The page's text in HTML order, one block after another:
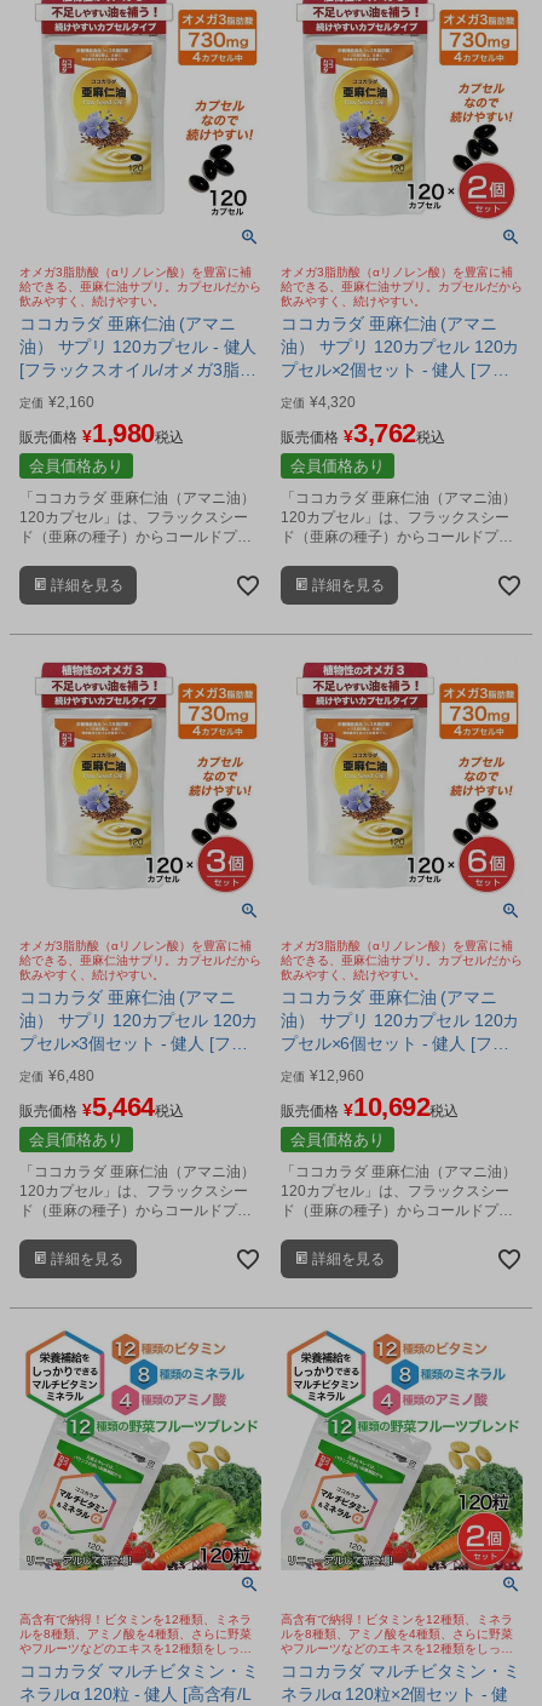
オメガ3脂肪酸（αリノレン酸）を豊富に補
給できる、亜麻仁油サプリ。カプセルだから
飲みやすく、続けやすい。
ココカラダ 亜麻仁油 (アマニ
油） サプリ 120カプセル - 健人
[フラックスオイル/オメガ3脂肪
酸] ※ネコポス対応商品
定価 ¥2,160
販売価格 ¥1,980税込
会員価格あり
「ココカラダ 亜麻仁油（アマニ油）
120カプセル」は、フラックスシー
ド（亜麻の種子）からコールドプレ
ガ3脂肪酸（αリノレン酸）を豊富に
含むサプリメントです。
詳細を見る
オメガ3脂肪酸（αリノレン酸）を豊富に補
給できる、亜麻仁油サプリ。カプセルだから
飲みやすく、続けやすい。
ココカラダ 亜麻仁油 (アマニ
油） サプリ 120カプセル 120カ
プセル×2個セット - 健人 [フラ
ックスオイル/オメガ3脂肪酸] ※
ネコポス対応商品
定価 ¥4,320
販売価格 ¥3,762税込
会員価格あり
「ココカラダ 亜麻仁油（アマニ油）
120カプセル」は、フラックスシー
ド（亜麻の種子）からコールドプレ
ガ3脂肪酸（αリノレン酸）を豊富に
含むサプリメントです。
詳細を見る
オメガ3脂肪酸（αリノレン酸）を豊富に補
給できる、亜麻仁油サプリ。カプセルだから
飲みやすく、続けやすい。
ココカラダ 亜麻仁油 (アマニ
油） サプリ 120カプセル 120カ
プセル×3個セット - 健人 [フラ
ックスオイル/オメガ3脂肪酸] ※
ネコポス対応商品
定価 ¥6,480
販売価格 ¥5,464税込
会員価格あり
「ココカラダ 亜麻仁油（アマニ油）
120カプセル」は、フラックスシー
ド（亜麻の種子）からコールドプレ
ガ3脂肪酸（αリノレン酸）を豊富に
含むサプリメントです。
詳細を見る
オメガ3脂肪酸（αリノレン酸）を豊富に補
給できる、亜麻仁油サプリ。カプセルだから
飲みやすく、続けやすい。
ココカラダ 亜麻仁油 (アマニ
油） サプリ 120カプセル 120カ
プセル×6個セット - 健人 [フラ
ックスオイル/オメガ3脂肪酸]
定価 ¥12,960
販売価格 ¥10,692税込
会員価格あり
「ココカラダ 亜麻仁油（アマニ油）
120カプセル」は、フラックスシー
ド（亜麻の種子）からコールドプレ
ガ3脂肪酸（αリノレン酸）を豊富に
含むサプリメントです。
詳細を見る
高含有で納得！ビタミンを12種類、ミネラ
ルを8種類、アミノ酸を4種類、さらに野菜
やフルーツなどのエキスを12種類をしっか
り配合
ココカラダ マルチビタミン・ミ
ネラルα 120粒 - 健人 [高含有/L
高含有で納得！ビタミンを12種類、ミネラ
ルを8種類、アミノ酸を4種類、さらに野菜
やフルーツなどのエキスを12種類をしっか
り配合
ココカラダ マルチビタミン・ミ
ネラルα 120粒×2個セット - 健